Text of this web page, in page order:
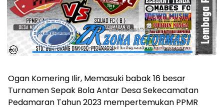
Ogan Komering Ilir, Memasuki babak 16 besar
Turnamen Sepak Bola Antar Desa Sekecamatan
Pedamaran Tahun 2023 mempertemukan PPMR